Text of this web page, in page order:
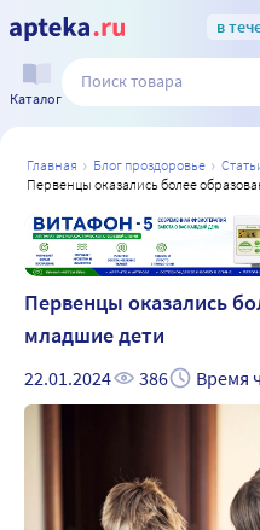
в
Каталог
главная блог проздоровье
первенцы оказались более
Первенцы оказались
младшие дети
22.01.2024 386 Время